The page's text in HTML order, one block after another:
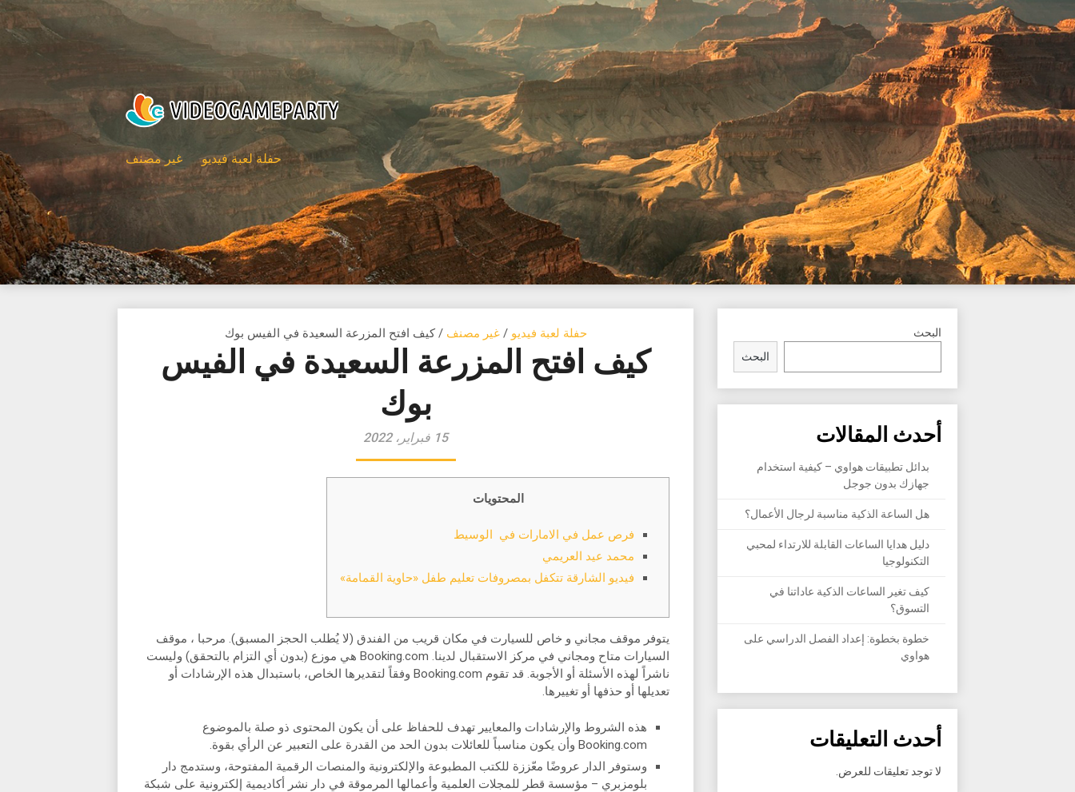
to
content
حفلة لعبة فيديو غير مصنف
حفلة لعبة فيديو /غير مصنف / كيف افتح المزرعة السعيدة في الفيس بوك
كيف افتح المزرعة السعيدة في الفيس
بوك
15 فبراير، 2022
المحتويات
فرص عمل في الامارات في الوسيط
محمد عيد العريمي
فيديو الشارقة تتكفل بمصروفات تعليم طفل «حاوية القمامة»
يتوفر موقف مجاني و خاص للسيارت في مكان قريب من الفندق (لا يُطلب الحجز المسبق). مرحبا ، موقف
السيارات متاح ومجاني في مركز الاستقبال لدينا. Booking.com هي موزع (بدون أي التزام بالتحقق) وليست
ناشراً لهذه الأسئلة أو الأجوبة. قد تقوم Booking.com وفقاً لتقديرها الخاص، باستبدال هذه الإرشادات أو
تعديلها أو حذفها أو تغييرها.
هذه الشروط والإرشادات والمعايير تهدف للحفاظ على أن يكون المحتوى ذو صلة بالموضوع
Booking.com وأن يكون مناسباً للعائلات بدون الحد من القدرة على التعبير عن الرأي بقوة.
وستوفر الدار عروضًا معّززة للكتب المطبوعة والإلكترونية والمنصات الرقمية المفتوحة، وستدمج دار
بلومزبري – مؤسسة قطر للمجلات العلمية وأعمالها المرموقة في دار نشر أكاديمية إلكترونية على شبكة
البحث
البحث
أحدث المقالات
بدائل تطبيقات هواوي – كيفية استخدام
جهازك بدون جوجل
هل الساعة الذكية مناسبة لرجال الأعمال؟
دليل هدايا الساعات القابلة للارتداء لمحبي
التكنولوجيا
كيف تغير الساعات الذكية عاداتنا في
التسوق؟
خطوة بخطوة: إعداد الفصل الدراسي على
هواوي
أحدث التعليقات
لا توجد تعليقات للعرض.